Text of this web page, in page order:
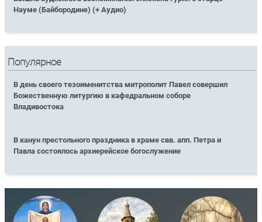
Науме (Байбородине) (+ Аудио)
Популярное
В день своего тезоименитства митрополит Павел совершил
Божественную литургию в кафедральном соборе
Владивостока
В канун престольного праздника в храме свв. апп. Петра и
Павла состоялось архиерейское богослужение